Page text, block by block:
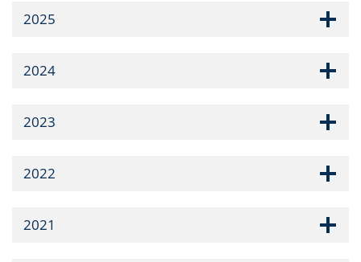
2025
2024
2023
2022
2021